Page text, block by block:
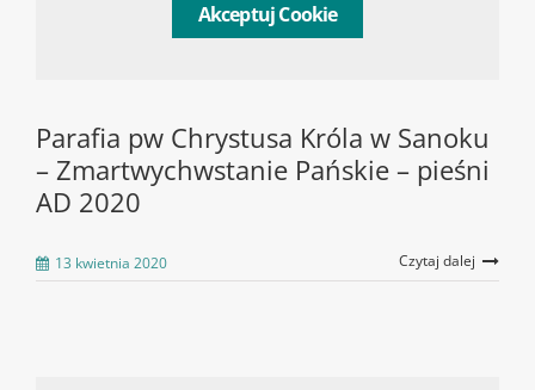
Akceptuj Cookie
Parafia pw Chrystusa Króla w Sanoku
– Zmartwychwstanie Pańskie – pieśni
AD 2020
13 kwietnia 2020 Czytaj dalej